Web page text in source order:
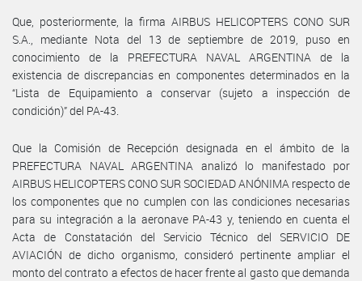
Que, posteriormente, la firma AIRBUS HELICOPTERS CONO SUR
S.A., mediante Nota del 13 de septiembre de 2019, puso en
conocimiento de la PREFECTURA NAVAL ARGENTINA de la
existencia de discrepancias en componentes determinados en la
“Lista de Equipamiento a conservar (sujeto a inspección de
condición)” del PA-43.
Que la Comisión de Recepción designada en el ámbito de la
PREFECTURA NAVAL ARGENTINA analizó lo manifestado por
AIRBUS HELICOPTERS CONO SUR SOCIEDAD ANÓNIMA respecto de
los componentes que no cumplen con las condiciones necesarias
para su integración a la aeronave PA-43 y, teniendo en cuenta el
Acta de Constatación del Servicio Técnico del SERVICIO DE
AVIACIÓN de dicho organismo, consideró pertinente ampliar el
monto del contrato a efectos de hacer frente al gasto que demanda